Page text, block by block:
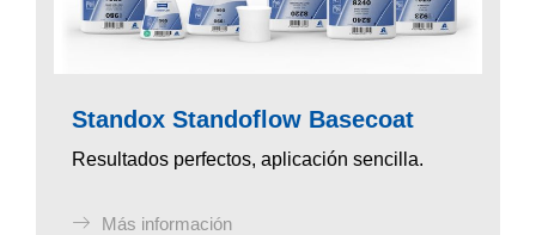
Standox Standoflow Basecoat
Resultados perfectos, aplicación sencilla.
Más información